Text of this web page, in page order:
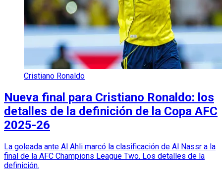
Cristiano Ronaldo
Nueva final para Cristiano Ronaldo: los
detalles de la definición de la Copa AFC
2025-26
La goleada ante Al Ahli marcó la clasificación de Al Nassr a la
final de la AFC Champions League Two. Los detalles de la
definición.